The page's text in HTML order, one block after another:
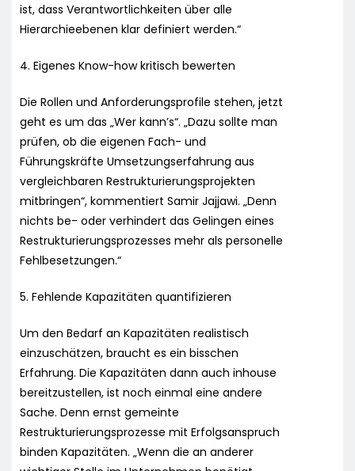
ist, dass Verantwortlichkeiten über alle
Hierarchieebenen klar definiert werden.“
4. Eigenes Know-how kritisch bewerten
Die Rollen und Anforderungsprofile stehen, jetzt
geht es um das „Wer kann’s“. „Dazu sollte man
prüfen, ob die eigenen Fach- und
Führungskräfte Umsetzungserfahrung aus
vergleichbaren Restrukturierungsprojekten
mitbringen“, kommentiert Samir Jajjawi. „Denn
nichts be- oder verhindert das Gelingen eines
Restrukturierungsprozesses mehr als personelle
Fehlbesetzungen.“
5. Fehlende Kapazitäten quantifizieren
Um den Bedarf an Kapazitäten realistisch
einzuschätzen, braucht es ein bisschen
Erfahrung. Die Kapazitäten dann auch inhouse
bereitzustellen, ist noch einmal eine andere
Sache. Denn ernst gemeinte
Restrukturierungsprozesse mit Erfolgsanspruch
binden Kapazitäten. „Wenn die an anderer